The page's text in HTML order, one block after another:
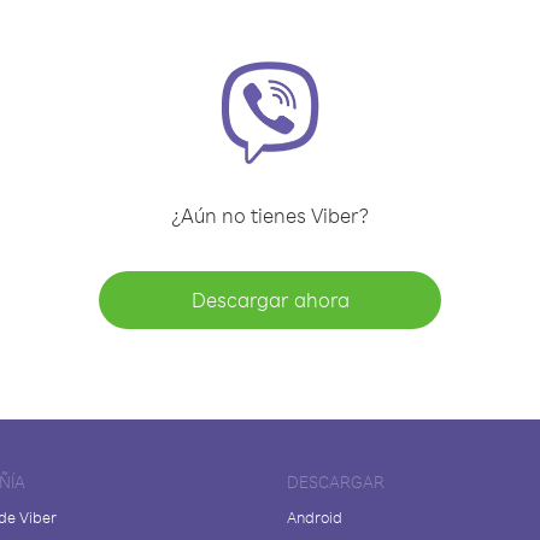
¿Aún no tienes Viber?
Descargar ahora
Viber
DESCARGAR
Android